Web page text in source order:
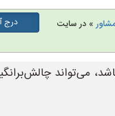
» در سایت
درج
می‌تواند